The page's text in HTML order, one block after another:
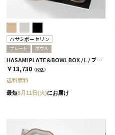
ハサミポーセリン
プレート ボウル
HASAMI PLATE＆BOWL BOX / L / ブラック［ハサミポーセリン］
￥13,730 （税込）
送料無料
最短8月11日(火)にお届け